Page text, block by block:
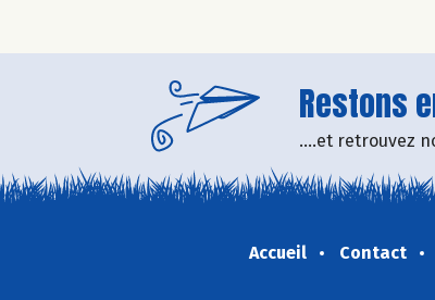
Restons
....et retrouvez
Accueil Contact